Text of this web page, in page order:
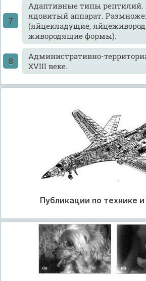
Адаптивные типы рептилий.
ядовитый аппарат.
(яйцекладущие,
живородящие формы).
Административно-
XVIII веке.
Публикации по технике